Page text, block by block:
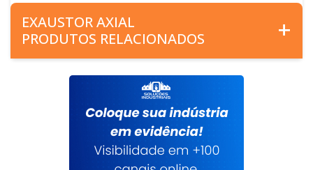
EXAUSTOR AXIAL
PRODUTOS RELACIONADOS